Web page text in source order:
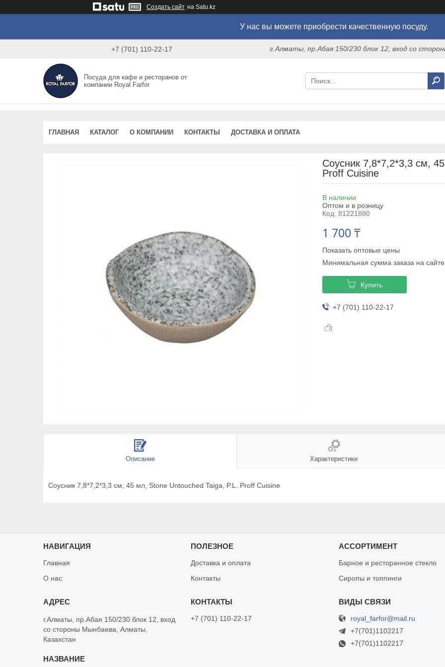
Создать сайт на Satu.kz
У нас вы можете приобрести качественную посуду.
+7 (701) 110-22-17 г.Алматы, пр.Абая 150/230 блок 12, вход со
Посуда для кафе и ресторанов от
компании Royal Farfor
ГЛАВНАЯ КАТАЛОГ О КОМПАНИИ КОНТАКТЫ ДОСТАВКА И ОПЛАТА
Соусник 7,8*7,2*3,3 см,
Proff Cuisine
В наличии
Оптом и в розницу
Код: 81221880
1 700 ₸
Показать оптовые цены
Минимальная сумма заказа на
Купить
+7 (701) 110-22-17
Описание Характеристики
Соусник 7,8*7,2*3,3 см, 45 мл, Stone Untouched Taiga, P.L. Proff Cuisine
НАВИГАЦИЯ
Главная
О нас
ПОЛЕЗНОЕ
Доставка и оплата
Контакты
АССОРТИМЕНТ
Барное и ресторанное стекло
Сиропы и топпинги
г.Алматы, пр.Абая 150/230 блок 12, вход
со стороны Мынбаева, Алматы,
Казахстан
+7 (701) 110-22-17
royal_farfor@mail.ru
+7(701)1102217
+7(701)1102217